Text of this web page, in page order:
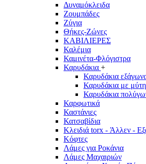
Δυναμόκλειδα
Ζουμπάδες
Ζύγια
Θήκες-Ζώνες
ΚΑΒΙΛΙΕΡΕΣ
Καλέμια
Καμινέτα-Φλόγιστρα
Καρυδάκια +
Καρυδάκια
Καρυδάκια με μύτη
Καρυδάκια
Καρφωτικά
Καστάνιες
Κατσαβίδια
Κλειδιά torx - Άλλεν -
Κόφτες
Λάμες για Ροκάνια
Λάμες Μαχαιριών